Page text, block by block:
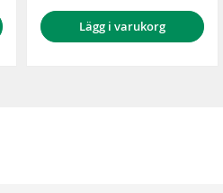
Lägg i varukorg